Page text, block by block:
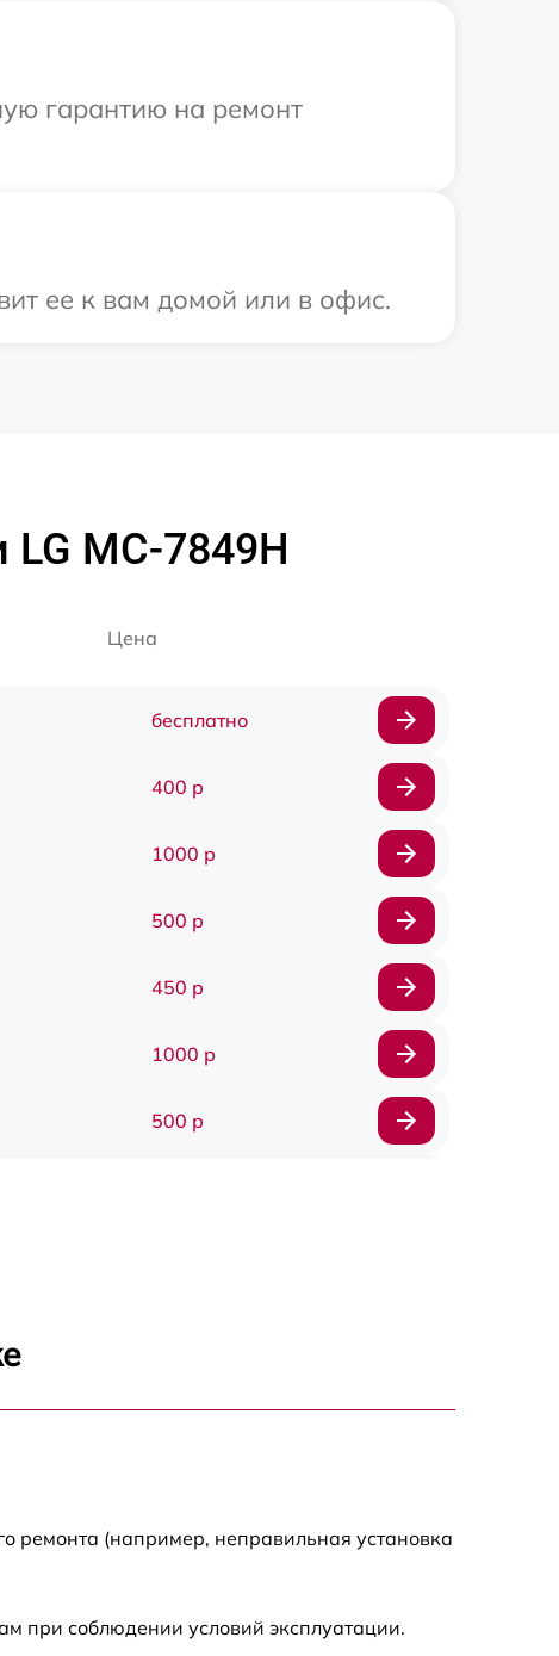
гарантию на ремонт
ее к вам домой или в офис.
MC-7849H
Цена
бесплатно
400 р
1000 р
500 р
450 р
1000 р
500 р
ремонта (например, неправильная установка
при соблюдении условий эксплуатации.